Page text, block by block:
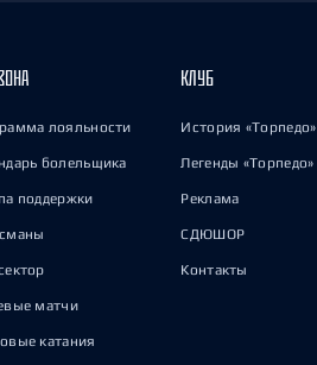
лояльности
болельщика
поддержки
матчи
катания
КЛУБ
История «Торпедо»
Легенды «Торпедо»
Реклама
СДЮШОР
Контакты